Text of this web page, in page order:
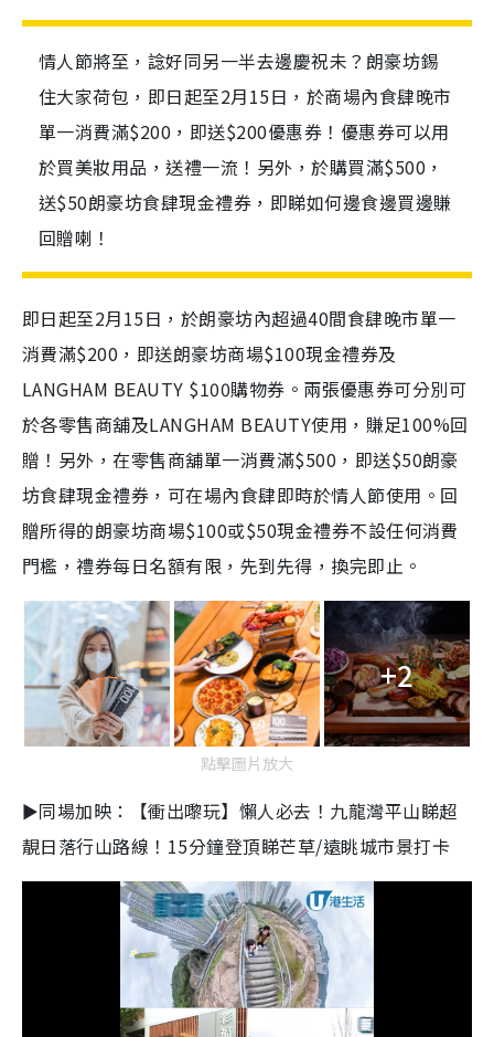
情人節將至，諗好同另一半去邊慶祝未？朗豪坊錫
住大家荷包，即日起至2月15日，於商場內食肆晚市
單一消費滿$200，即送$200優惠券！優惠券可以用
於買美妝用品，送禮一流！另外，於購買滿$500，
送$50朗豪坊食肆現金禮券，即睇如何邊食邊買邊賺
回贈喇！
即日起至2月15日，於朗豪坊內超過40間食肆晚市單一
消費滿$200，即送朗豪坊商場$100現金禮券及
LANGHAM BEAUTY $100購物券。兩張優惠券可分別可
於各零售商舖及LANGHAM BEAUTY使用，賺足100%回
贈！另外，在零售商舖單一消費滿$500，即送$50朗豪
坊食肆現金禮券，可在場內食肆即時於情人節使用。回
贈所得的朗豪坊商場$100或$50現金禮券不設任何消費
門檻，禮券每日名額有限，先到先得，換完即止。
+2
點擊圖片放大
►同場加映：【衝出嚟玩】懶人必去！九龍灣平山睇超
靚日落行山路線！15分鐘登頂睇芒草/遠眺城市景打卡